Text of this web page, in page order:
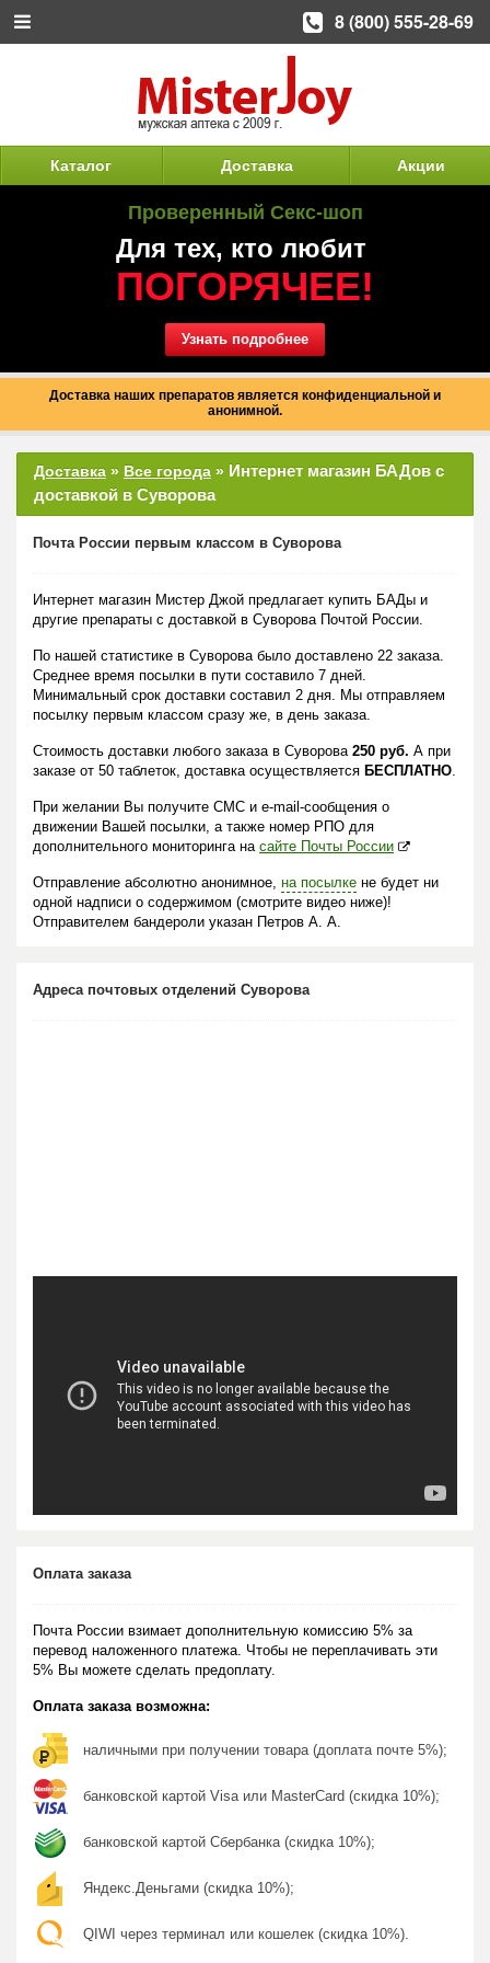
Каталог Доставка Акции
Проверенный Секс-шоп
Для тех, кто любит
ПОГОРЯЧЕЕ!
Узнать подробнее
Доставка наших препаратов является конфиденциальной и
анонимной.
Доставка » Все города » Интернет магазин БАДов с
доставкой в Суворова
Почта России первым классом в Суворова
Интернет магазин Мистер Джой предлагает купить БАДы и
другие препараты с доставкой в Суворова Почтой России.
По нашей статистике в Суворова было доставлено 22 заказа.
Среднее время посылки в пути составило 7 дней.
Минимальный срок доставки составил 2 дня. Мы отправляем
посылку первым классом сразу же, в день заказа.
Стоимость доставки любого заказа в Суворова 250 руб. А при
заказе от 50 таблеток, доставка осуществляется БЕСПЛАТНО.
При желании Вы получите СМС и e-mail-сообщения о
движении Вашей посылки, а также номер РПО для
дополнительного мониторинга на сайте Почты России
Отправление абсолютно анонимное, на посылке не будет ни
одной надписи о содержимом (смотрите видео ниже)!
Отправителем бандероли указан Петров А. А.
Адреса почтовых отделений Суворова
Оплата заказа
Почта России взимает дополнительную комиссию 5% за
перевод наложенного платежа. Чтобы не переплачивать эти
5% Вы можете сделать предоплату.
Оплата заказа возможна:
наличными при получении товара (доплата почте 5%);
банковской картой Visa или MasterCard (скидка 10%);
банковской картой Сбербанка (скидка 10%);
Яндекс.Деньгами (скидка 10%);
QIWI через терминал или кошелек (скидка 10%).
8 (800) 555-28-69